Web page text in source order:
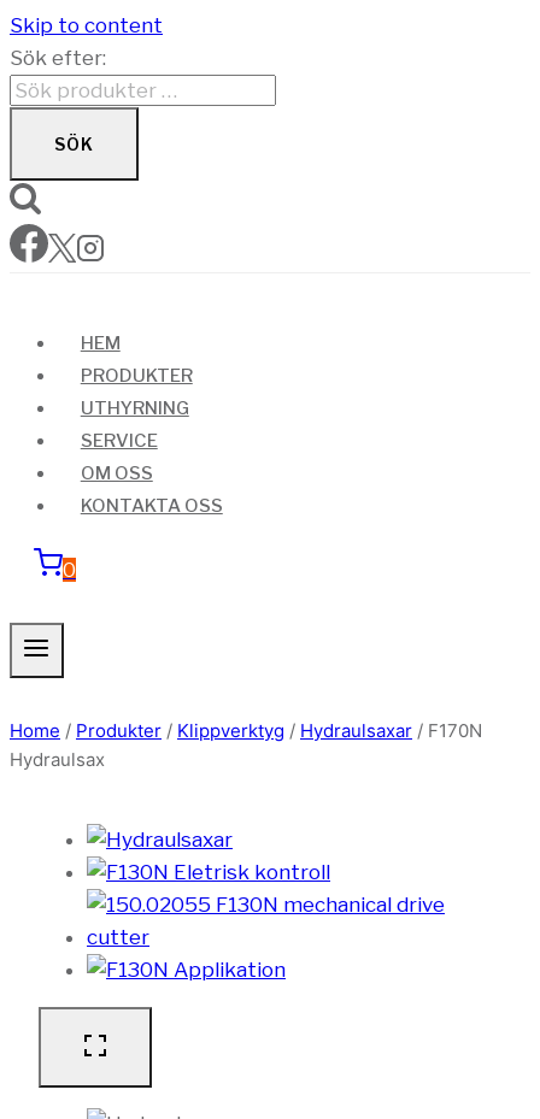
Skip to content
Sök efter:
SÖK
HEM
PRODUKTER
UTHYRNING
SERVICE
OM OSS
KONTAKTA OSS
0
Home / Produkter / Klippverktyg / Hydraulsaxar / F170N
Hydraulsax